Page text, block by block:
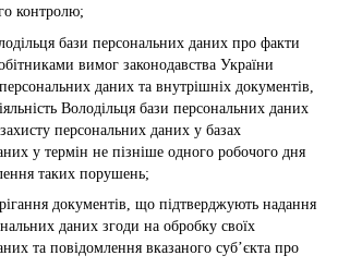
контролю;
бази персональних даних про факти
вимог законодавства України
даних та внутрішніх документів,
Володільця бази персональних даних
персональних даних у базах
у термін не пізніше одного робочого дня
таких порушень;
документів, що підтверджують надання
даних згоди на обробку своїх
та повідомлення вказаного суб’єкта про